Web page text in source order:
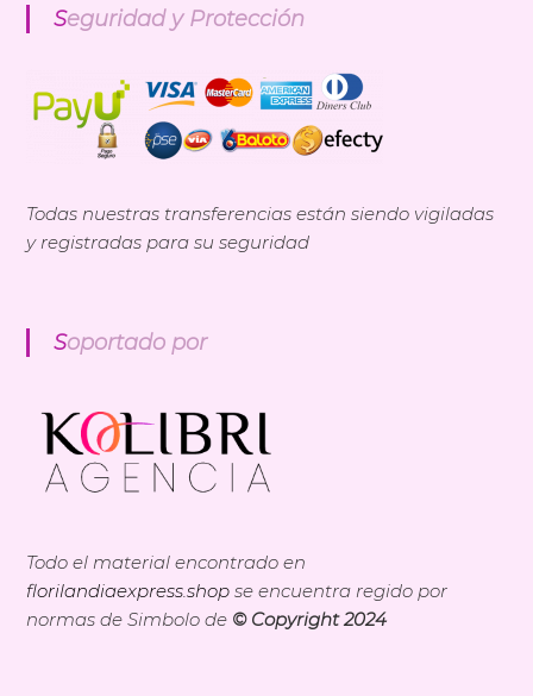
Seguridad y Protección
Todas nuestras transferencias están siendo vigiladas
y registradas para su seguridad
Soportado por
Todo el material encontrado en
florilandiaexpress.shopse encuentra regido por
normas de Simbolo de © Copyright 2024